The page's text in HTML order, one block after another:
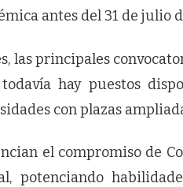
antes del 31 de julio
las principales
todavía hay puestos
con plazas
el compromiso de
potenciando